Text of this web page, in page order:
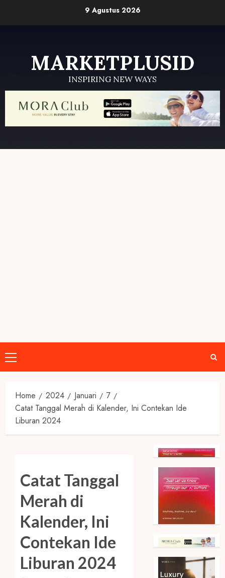
9 Agustus 2026
MARKETPLUSID
INSPIRING NEW WAYS
Primary
Menu
Home 2024 Januari
7
Catat Tanggal Merah di Kalender, Ini Contekan Ide
Liburan 2024
Catat Tanggal
Merah di
Kalender, Ini
Contekan Ide
Liburan 2024